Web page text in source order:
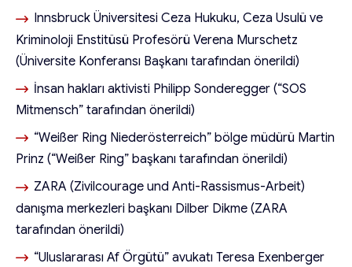
Innsbruck Üniversitesi Ceza Hukuku, Ceza Usulü ve
Kriminoloji Enstitüsü Profesörü Verena Murschetz
(Üniversite Konferansı Başkanı tarafından önerildi)
İnsan hakları aktivisti Philipp Sonderegger (“SOS
Mitmensch” tarafından önerildi)
“Weißer Ring Niederösterreich” bölge müdürü Martin
Prinz (“Weißer Ring” başkanı tarafından önerildi)
ZARA (Zivilcourage und Anti-Rassismus-Arbeit)
danışma merkezleri başkanı Dilber Dikme (ZARA
tarafından önerildi)
“Uluslararası Af Örgütü” avukatı Teresa Exenberger